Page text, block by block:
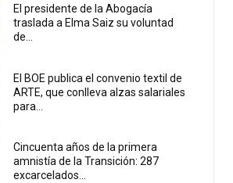
El presidente de la Abogacía
traslada a Elma Saiz su voluntad
de...
El BOE publica el convenio textil de
ARTE, que conlleva alzas salariales
para...
Cincuenta años de la primera
amnistía de la Transición: 287
excarcelados...